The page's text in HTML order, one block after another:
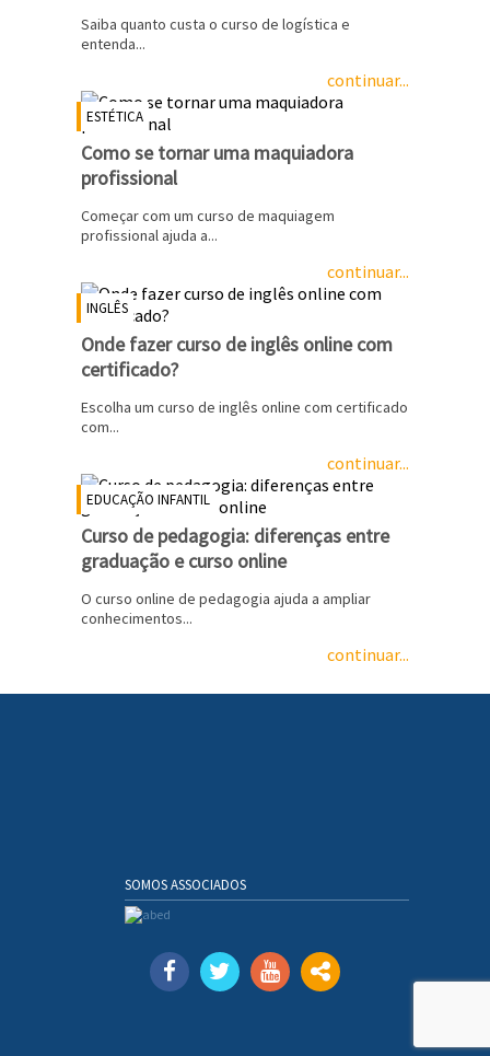
Saiba quanto custa o curso de logística e
entenda...
continuar...
ESTÉTICA
Como se tornar uma maquiadora
profissional
Começar com um curso de maquiagem
profissional ajuda a...
continuar...
INGLÊS
Onde fazer curso de inglês online com
certificado?
Escolha um curso de inglês online com certificado
com...
continuar...
EDUCAÇÃO INFANTIL
Curso de pedagogia: diferenças entre
graduação e curso online
O curso online de pedagogia ajuda a ampliar
conhecimentos...
continuar...
SOMOS ASSOCIADOS